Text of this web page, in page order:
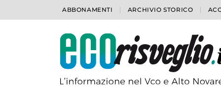
ABBONAMENTI ARCHIVIO STORICO